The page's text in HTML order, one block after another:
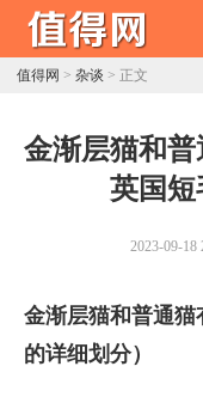
值得网 > 杂谈 > 正文
金渐层猫和
英国短
2023-09-18
金渐层猫和普通
的详细划分）